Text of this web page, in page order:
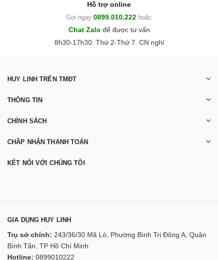
Hỗ trợ online
Gọi ngay 0899.010.222 hoặc
Chat Zalo để được tư vấn
8h30-17h30: Thứ 2-Thứ 7. CN nghỉ
HUY LINH TRÊN TMĐT
THÔNG TIN
CHÍNH SÁCH
CHẤP NHẬN THANH TOÁN
KẾT NỐI VỚI CHÚNG TÔI
GIA DỤNG HUY LINH
Trụ sở chính: 243/36/30 Mã Lò, Phường Bình Trị Đông A, Quận
Bình Tân, TP Hồ Chí Minh
Hotline: 0899010222